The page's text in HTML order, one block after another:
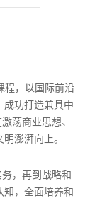
程，以国际前沿
成功打造兼具中
荡商业思想、
澎湃向上。
，再到战略和
知，全面培养和